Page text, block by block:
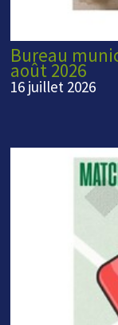
Bureau
août 2026
16 juillet 2026